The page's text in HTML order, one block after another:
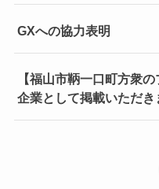
GXへの協力表明
【福山市鞆一口町方衆
企業として掲載いただき